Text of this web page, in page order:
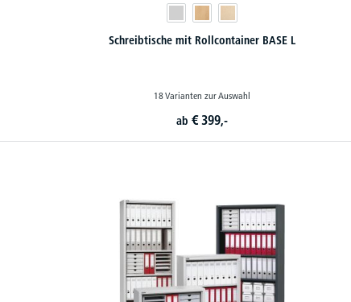
Schreibtische mit Rollcontainer BASE L
18 Varianten zur Auswahl
ab € 399,-